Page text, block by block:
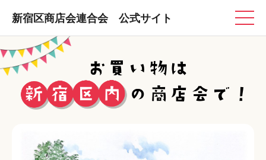
新宿区商店会連合会 公式サイト